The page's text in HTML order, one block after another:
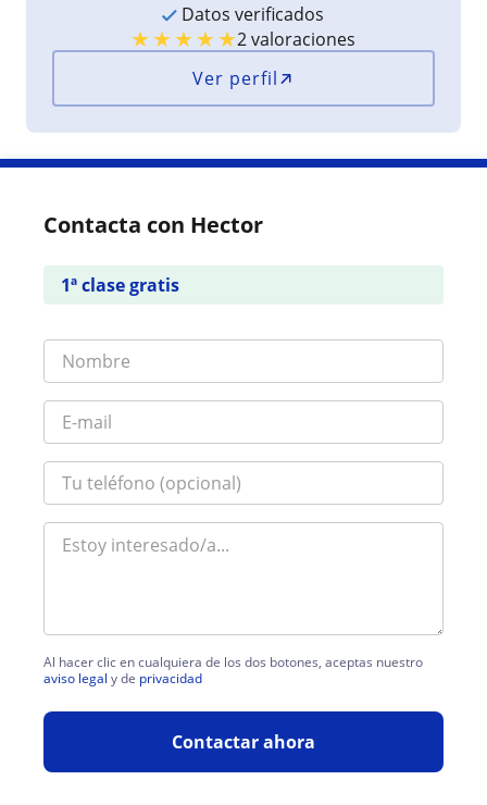
Datos verificados
★★★★★2 valoraciones
Ver perfil
Contacta con Hector
1ª clase gratis
Al hacer clic en cualquiera de los dos botones, aceptas nuestro
aviso legal y de privacidad
Contactar ahora